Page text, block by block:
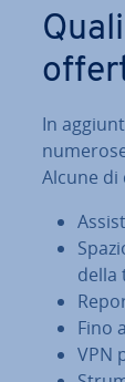
In
Alcune di
della
Fino
VPN